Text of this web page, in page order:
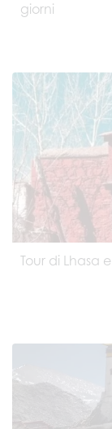
giorni
Tour di Lhasa